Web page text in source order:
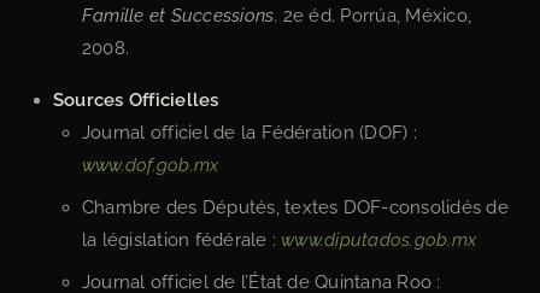
Famille et Successions. 2e éd. Porrúa, México,
2008.
Sources Officielles
Journal officiel de la Fédération (DOF) :
www.dof.gob.mx
Chambre des Députés, textes DOF-consolidés de
la législation fédérale : www.diputados.gob.mx
Journal officiel de l’État de Quintana Roo :